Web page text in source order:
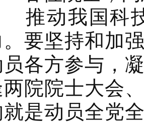
动我国科技
。要坚持和加
各方参与，
两院院士大会
就是动员全党